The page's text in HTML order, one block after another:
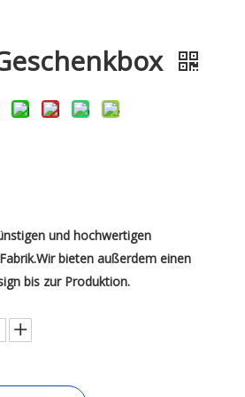
und hochwertigen
bieten außerdem einen
bis zur Produktion.